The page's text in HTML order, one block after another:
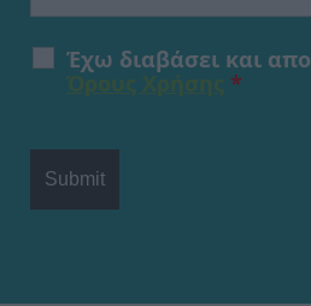
Έχω διαβάσει και
*